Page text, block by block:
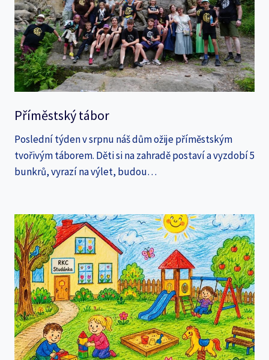
Příměstský tábor
Poslední týden v srpnu náš dům ožije příměstským
tvořivým táborem. Děti si na zahradě postaví a vyzdobí 5
bunkrů, vyrazí na výlet, budou…